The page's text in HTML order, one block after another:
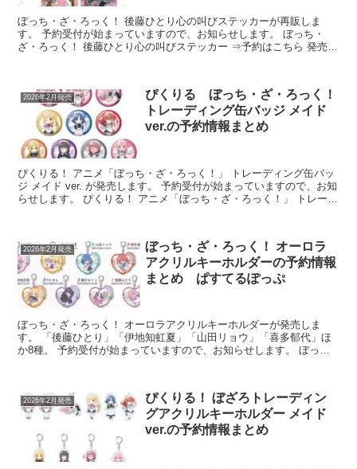
ぼっち・ざ・ろっく！ 後藤ひとり心の叫びステッカーが再販しま
す。 予約受付が始まっていますので、お知らせします。 ぼっち・
ざ・ろっく！ 後藤ひとり心の叫びステッカー ⇒予約はこちら 発売予
2026年2月発売
ぴくりる ぼっち・ざ・ろっく！
トレーディング缶バッジ メイド
ver.の予約情報まとめ
ぴくりる！ アニメ「ぼっち・ざ・ろっく！」 トレーディング缶バッ
ジ メイド ver. が発売します。 予約受付が始まっていますので、お知
らせします。 ぴくりる！ アニメ「ぼっち・ざ・ろっく！」 トレーデ
2026年2月発売
ぼっち・ざ・ろっく！ オーロラ
アクリルキーホルダーの予約情報
まとめ ぱすてるぽっぷ
ぼっち・ざ・ろっく！ オーロラアクリルキーホルダーが発売しま
す。 「後藤ひとり」「伊地知虹夏」「山田リョウ」「喜多郁代」ほ
か8種。 予約受付が始まっていますので、お知らせします。 ぼっ
2026年2月発売
ぴくりる！ ぼざろトレーディン
グアクリルキーホルダー メイド
ver.の予約情報まとめ